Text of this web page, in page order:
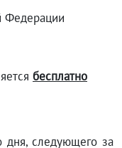
Федерации
бесплатно
дня, следующего за